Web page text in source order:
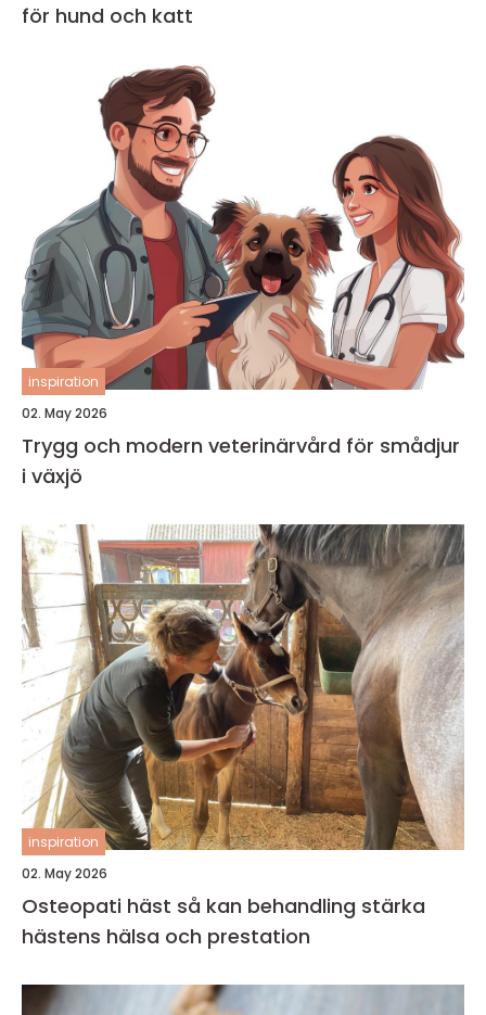
för hund och katt
inspiration
02. May 2026
Trygg och modern veterinärvård för smådjur
i växjö
inspiration
02. May 2026
Osteopati häst så kan behandling stärka
hästens hälsa och prestation